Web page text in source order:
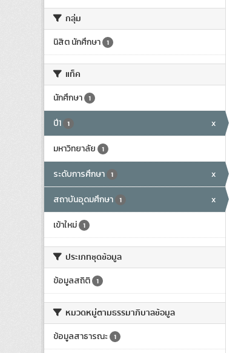
กลุ่ม
นิสิต นักศึกษา 1
แท็ค
นักศึกษา 1
ปี1 1
x
มหาวิทยาลัย
1
ระดับการศึกษา 1
x
สถาบันอุดมศึกษา
1
x
เข้าใหม่
1
ประเภทชุดข้อมูล
ข้อมูลสถิติ 1
หมวดหมู่ตามธรรมาภิบาลข้อมูล
ข้อมูลสาธารณะ 1